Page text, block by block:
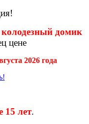
колодезный домик
цене
2026 года
15 лет.